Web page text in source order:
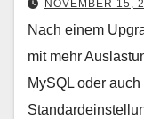
NOVEMBER 15,
Nach einem
mit mehr
MySQL oder